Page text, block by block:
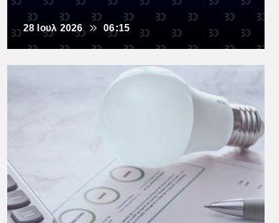
28 Ιουλ 2026 06:15